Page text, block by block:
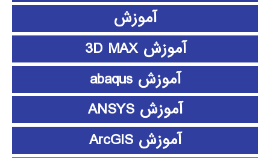
آموزش
آموزش 3D MAX
آموزش abaqus
آموزش ANSYS
آموزش ArcGIS